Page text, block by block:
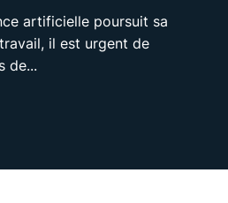
artificielle poursuit sa
il est urgent de
de...